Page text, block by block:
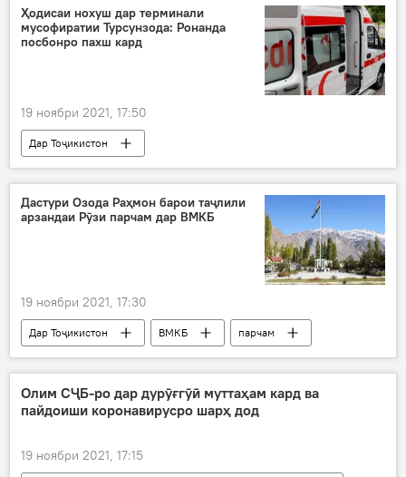
омӯзгори забони англисӣ
Ҳодисаи нохуш дар терминали
мусофиратии Турсунзода: Ронанда
посбонро пахш кард
19 ноябри 2021, 17:50
Дар Тоҷикистон
Рӯйдод, ҷиноят ва ҳолатҳои фавқулода
Турсунзода
Дастури Озода Раҳмон барои таҷлили
арзандаи Рӯзи парчам дар ВМКБ
19 ноябри 2021, 17:30
Дар Тоҷикистон ВМКБ
парчам
идора
Муассиса
дастгоҳи иҷроияи президент
Олим СҶБ-ро дар дурӯғгӯӣ муттаҳам кард ва
пайдоиши коронавирусро шарҳ дод
19 ноябри 2021, 17:15